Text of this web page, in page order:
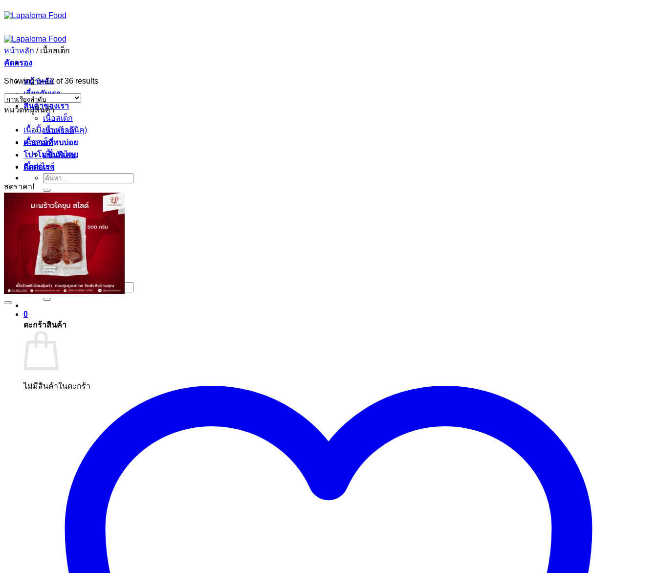
ข้าม
ไป
ยัง
เนื้อหา
หน้าหลัก
เกี่ยวกับเรา
สินค้าของเรา
เนื้อสเต็ก
เนื้อสไลด์
คำถามที่พบบ่อย
โปรโมชั่นพิเศษ
ติดต่อเรา
ค้นหา:
ตะกร้าสินค้า / ฿0.00
ไม่มีสินค้าในตะกร้า
ค้นหา:
0
ตะกร้าสินค้า
ไม่มีสินค้าในตะกร้า
หน้าหลัก /เนื้อสเต็ก
คัดกรอง
Showing 1–12 of 36 results
หมวดหมู่สินค้า
เนื้อปิ้งย่าง(ยากินิคุ)
เนื้อสเต็ก
เนื้อวัวไทย
เนื้อสไลด์
ลดราคา!